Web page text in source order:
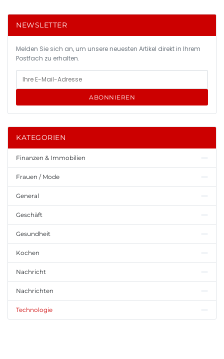
NEWSLETTER
Melden Sie sich an, um unsere neuesten Artikel direkt in Ihrem
Postfach zu erhalten.
ABONNIEREN
KATEGORIEN
Finanzen & Immobilien
Frauen / Mode
General
Geschäft
Gesundheit
Kochen
Nachricht
Nachrichten
Technologie